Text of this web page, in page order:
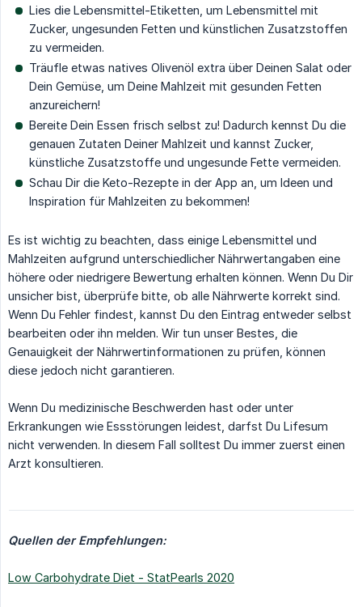
Lies die Lebensmittel-Etiketten, um Lebensmittel mit
Zucker, ungesunden Fetten und künstlichen Zusatzstoffen
zu vermeiden.
Träufle etwas natives Olivenöl extra über Deinen Salat oder
Dein Gemüse, um Deine Mahlzeit mit gesunden Fetten
anzureichern!
Bereite Dein Essen frisch selbst zu! Dadurch kennst Du die
genauen Zutaten Deiner Mahlzeit und kannst Zucker,
künstliche Zusatzstoffe und ungesunde Fette vermeiden.
Schau Dir die Keto-Rezepte in der App an, um Ideen und
Inspiration für Mahlzeiten zu bekommen!
Es ist wichtig zu beachten, dass einige Lebensmittel und
Mahlzeiten aufgrund unterschiedlicher Nährwertangaben eine
höhere oder niedrigere Bewertung erhalten können. Wenn Du Dir
unsicher bist, überprüfe bitte, ob alle Nährwerte korrekt sind.
Wenn Du Fehler findest, kannst Du den Eintrag entweder selbst
bearbeiten oder ihn melden. Wir tun unser Bestes, die
Genauigkeit der Nährwertinformationen zu prüfen, können
diese jedoch nicht garantieren.
Wenn Du medizinische Beschwerden hast oder unter
Erkrankungen wie Essstörungen leidest, darfst Du Lifesum
nicht verwenden. In diesem Fall solltest Du immer zuerst einen
Arzt konsultieren.
Quellen der Empfehlungen:
Low Carbohydrate Diet - StatPearls 2020